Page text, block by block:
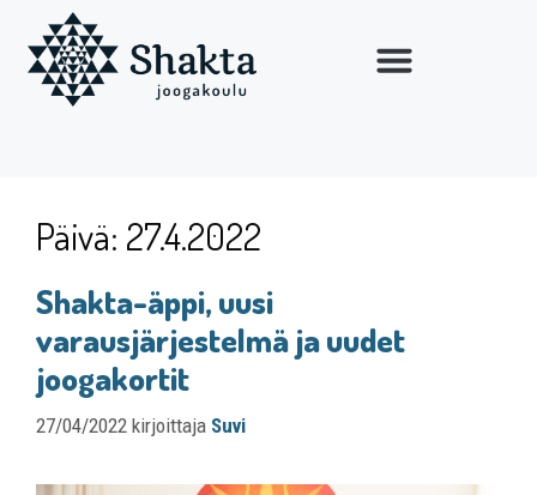
Päivä: 27.4.2022
Shakta-äppi, uusi
varausjärjestelmä ja uudet
joogakortit
27/04/2022 kirjoittaja Suvi